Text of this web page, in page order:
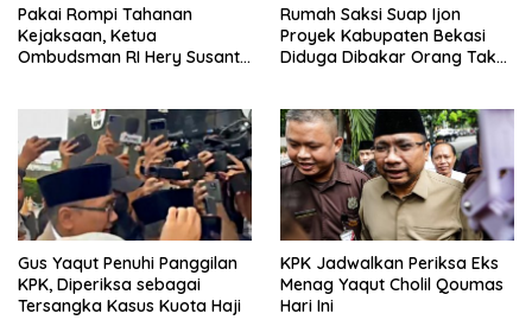
Pakai Rompi Tahanan
Kejaksaan, Ketua
Ombudsman RI Hery Susanto
Rumah Saksi Suap Ijon
Proyek Kabupaten Bekasi
Diduga Dibakar Orang Tak
Gus Yaqut Penuhi Panggilan
KPK, Diperiksa sebagai
Tersangka Kasus Kuota Haji
KPK Jadwalkan Periksa Eks
Menag Yaqut Cholil Qoumas
Hari Ini